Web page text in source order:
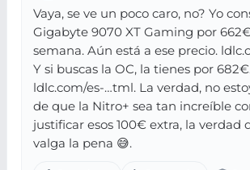
Vaya, se ve un poco caro, no? Yo
Gigabyte 9070 XT Gaming por
semana. Aún está a ese precio.
Y si buscas la OC, la tienes por
ldlc.com/es-…tml. La verdad, no
de que la Nitro+ sea tan increíble
justificar esos 100€ extra, la verdad
valga la pena 😅.